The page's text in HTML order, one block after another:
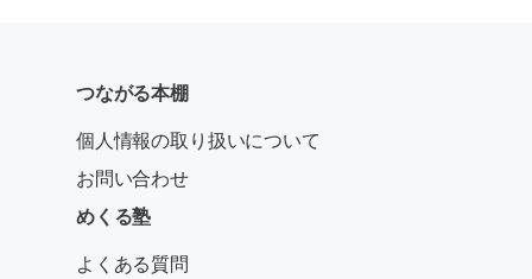
つながる本棚
個人情報の取り扱いについて
お問い合わせ
めくる塾
よくある質問